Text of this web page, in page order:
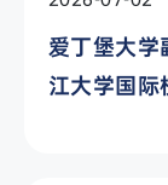
爱丁堡大
江大学国际